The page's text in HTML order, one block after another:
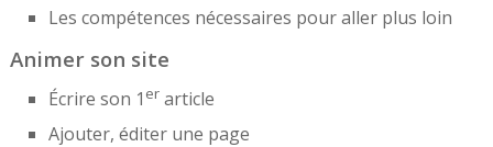
Les compétences nécessaires pour aller plus loin
Animer son site
Écrire son 1 erarticle
Ajouter, éditer une page